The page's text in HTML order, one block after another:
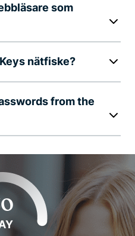
som
nätfiske?
from the